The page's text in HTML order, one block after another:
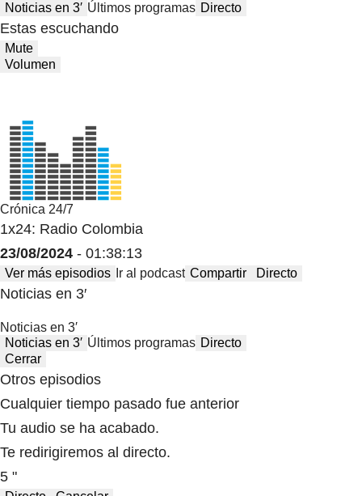
Noticias en 3′ Últimos programas Directo
Estas escuchando
Mute
Volumen
Crónica 24/7
1x24: Radio Colombia
23/08/2024 - 01:38:13
Ver más episodios Ir al podcast Compartir Directo
Noticias en 3′
Noticias en 3′
Noticias en 3′ Últimos programas Directo
Cerrar
Otros episodios
Cualquier tiempo pasado fue anterior
Tu audio se ha acabado.
Te redirigiremos al directo.
5 "